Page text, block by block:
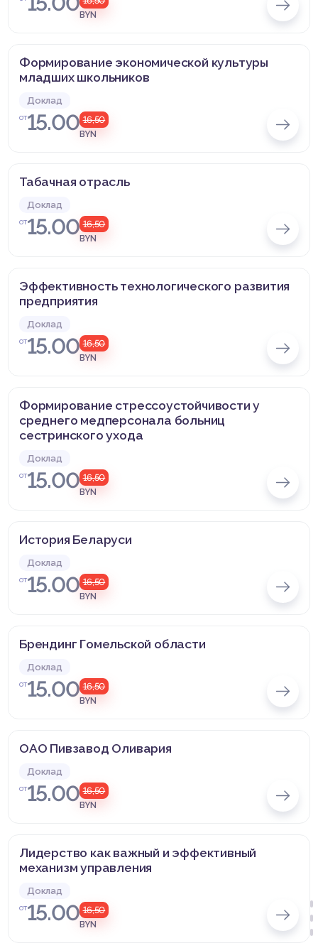
BYN
Формирование экономической культуры
младших школьников
Доклад
от15.00 16,50
BYN
Табачная отрасль
Доклад
от15.00 16,50
BYN
Эффективность технологического развития
предприятия
Доклад
от15.00 16,50
BYN
Формирование стрессоустойчивости у
среднего медперсонала больниц
сестринского ухода
Доклад
от15.00 16,50
BYN
История Беларуси
Доклад
от15.00 16,50
BYN
Брендинг Гомельской области
Доклад
от15.00 16,50
BYN
ОАО Пивзавод Оливария
Доклад
от15.00 16,50
BYN
Лидерство как важный и эффективный
механизм управления
Доклад
от15.00 16,50
BYN